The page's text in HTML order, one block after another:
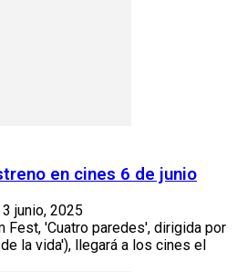
en cines 6 de junio
3 junio, 2025
Fest, 'Cuatro paredes', dirigida por
la vida'), llegará a los cines el